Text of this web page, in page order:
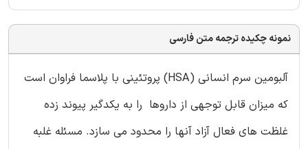
نمونه چکیده ترجمه متن فارسی
آلبومین سرم انسانی (HSA) پروتئینی با پلاسما فراوان است
که میزان قابل توجهی از داروها را به یکدگیر پیوند زده
غلظت های فعال آزاد آنها را محدود می سازد. مسئله غلبه